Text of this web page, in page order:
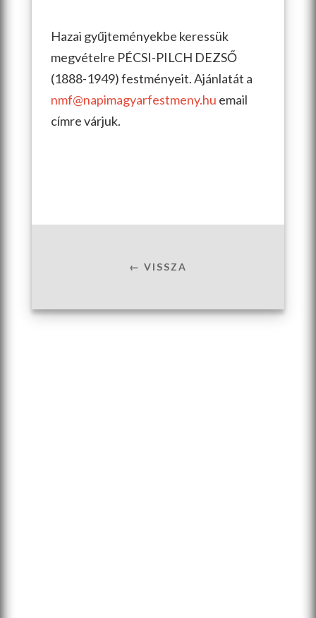
Hazai gyűjteményekbe keressük
megvételre PÉCSI-PILCH DEZSŐ
(1888-1949) festményeit. Ajánlatát a
nmf@napimagyarfestmeny.hu email
címre várjuk.
← VISSZA